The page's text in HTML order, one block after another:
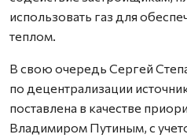
использовать газ для
теплом.
В свою очередь Сергей
по децентрализации
поставлена в качестве
Владимиром Путиным, с